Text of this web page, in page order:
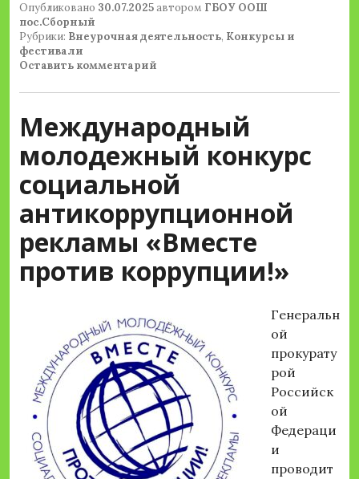
Опубликовано 30.07.2025автором ГБОУ ООШ
пос.Сборный
Рубрики: Внеурочная деятельность, Конкурсы и
фестивали
Оставить комментарий
Международный
молодежный конкурс
социальной
антикоррупционной
рекламы «Вместе
против коррупции!»
Генеральн
ой
прокурату
рой
Российск
ой
Федераци
и
проводит